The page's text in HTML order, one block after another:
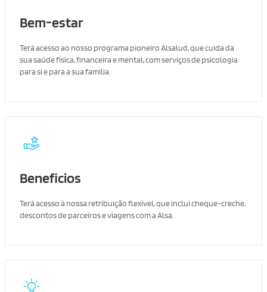
Bem-estar
Terá acesso ao nosso programa pioneiro Alsalud, que cuida da
sua saúde física, financeira e mental, com serviços de psicologia
para si e para a sua família.
Beneficios
Terá acesso à nossa retribuição flexível, que inclui cheque-creche,
descontos de parceiros e viagens com a Alsa.